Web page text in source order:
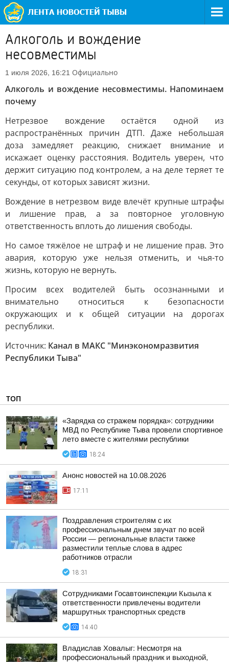
Алкоголь и вождение
несовместимы
1 июля 2026, 16:21 Официально
Алкоголь и вождение несовместимы. Напоминаем
почему
Нетрезвое вождение остаётся одной из
распространённых причин ДТП. Даже небольшая
доза замедляет реакцию, снижает внимание и
искажает оценку расстояния. Водитель уверен, что
держит ситуацию под контролем, а на деле теряет те
секунды, от которых зависят жизни.
Вождение в нетрезвом виде влечёт крупные штрафы
и лишение прав, а за повторное уголовную
ответственность вплоть до лишения свободы.
Но самое тяжёлое не штраф и не лишение прав. Это
авария, которую уже нельзя отменить, и чья-то
жизнь, которую не вернуть.
Просим всех водителей быть осознанными и
внимательно относиться к безопасности
окружающих и к общей ситуации на дорогах
республики.
Источник: Канал в МАКС "Минэкономразвития
Республики Тыва"
ТОП
«Зарядка со стражем порядка»: сотрудники
МВД по Республике Тыва провели спортивное
лето вместе с жителями республики
18:24
Анонс новостей на 10.08.2026
17:11
Поздравления строителям с их
профессиональным днем звучат по всей
России — региональные власти также
разместили теплые слова в адрес
работников отрасли
18:31
Сотрудниками Госавтоинспекции Кызыла к
ответственности привлечены водители
маршрутных транспортных средств
14:40
Владислав Ховалыг: Несмотря на
профессиональный праздник и выходной,